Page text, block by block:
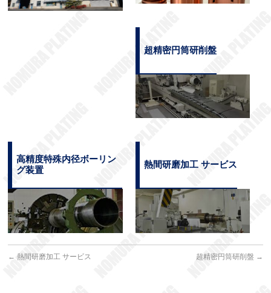
超精密円筒研削盤
高精度特殊内径ボーリン
グ装置
熱間研磨加工 サービス
← 熱間研磨加工 サービス 超精密円筒研削盤 →